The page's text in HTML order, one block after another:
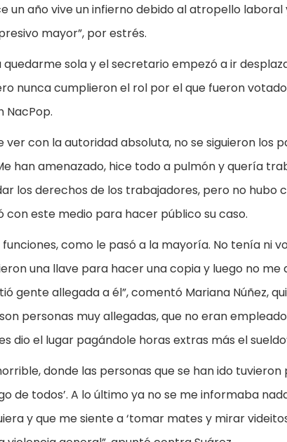
un año vive un infierno debido al atropello laboral
mayor”, por estrés.
quedarme sola y el secretario empezó a ir
nunca cumplieron el rol por el que fueron
NacPop.
ver con la autoridad absoluta, no se siguieron los
han amenazado, hice todo a pulmón y quería
los derechos de los trabajadores, pero no hubo
este medio para hacer público su caso.
funciones, como le pasó a la mayoría. No tenía ni
una llave para hacer una copia y luego no
gente allegada a él”, comentó Mariana Núñez,
personas muy allegadas, que no eran
dio el lugar pagándole horas extras más el
donde las personas que se han ido
de todos’. A lo último ya no se me informaba
y que me siente a ‘tomar mates y mirar